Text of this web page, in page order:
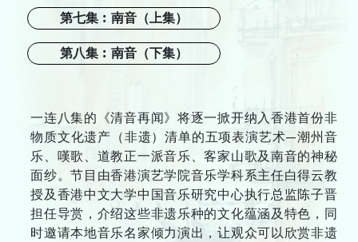
关于我们
档案室
递交节目建议书
诚征专业服务人员
网站连结
联络我们
第七集︰南音（上集）
第八集︰南音（下集）
一连八集的《清音再闻》将逐一掀开纳入香港首份非
物质文化遗产（非遗）清单的五项表演艺术—潮州音
乐、嘆歌、道教正一派音乐、客家山歌及南音的神秘
面纱。节目由香港演艺学院音乐学科系主任白得云教
授及香港中文大学中国音乐研究中心执行总监陈子晋
担任导赏，介绍这些非遗乐种的文化蕴涵及特色，同
时邀请本地音乐名家倾力演出，让观众可以欣赏非遗